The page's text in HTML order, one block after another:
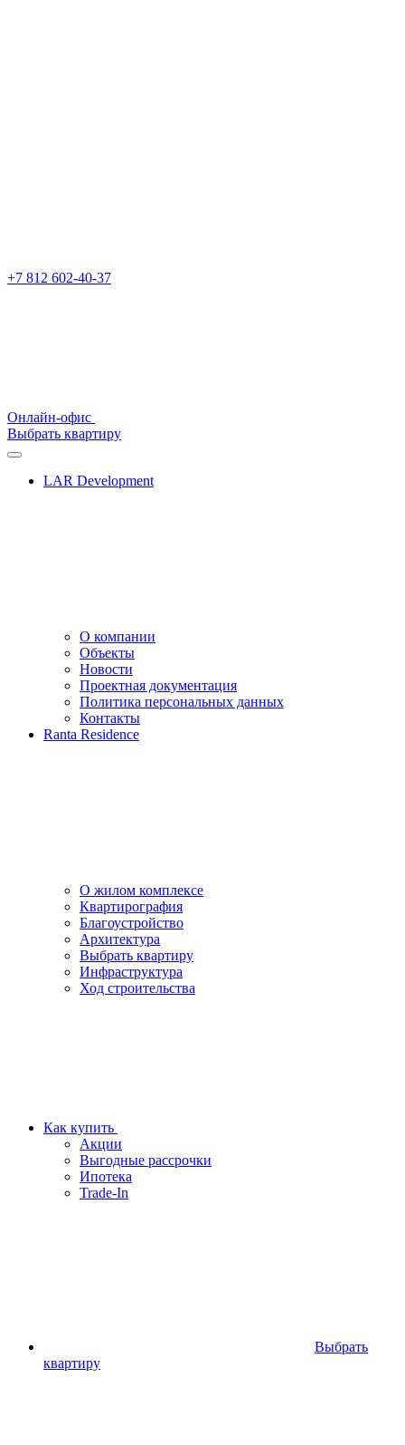
+7 812 602-40-37
Онлайн-офис
Выбрать квартиру
LAR Development
О компании
Объекты
Новости
Проектная документация
Политика персональных данных
Контакты
Ranta Residence
О жилом комплексе
Квартирография
Благоустройство
Архитектура
Выбрать квартиру
Инфраструктура
Ход строительства
Как купить
Акции
Выгодные рассрочки
Ипотека
Trade-In
Выбрать
квартиру